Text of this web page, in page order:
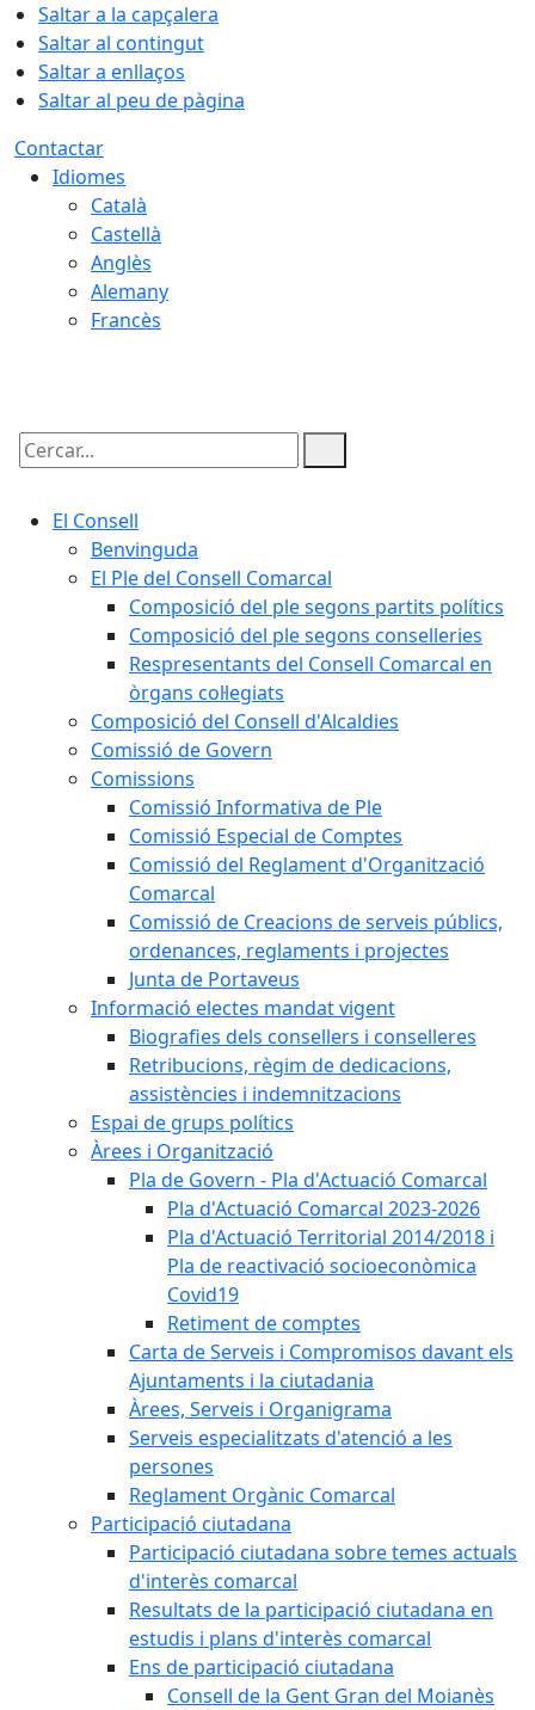
Saltar a la capçalera
Saltar al contingut
Saltar a enllaços
Saltar al peu de pàgina
Contactar
Idiomes
Català
Castellà
Anglès
Alemany
Francès
Cercar:
El Consell
Benvinguda
El Ple del Consell Comarcal
Composició del ple segons partits polítics
Composició del ple segons conselleries
Respresentants del Consell Comarcal en
òrgans col·legiats
Composició del Consell d'Alcaldies
Comissió de Govern
Comissions
Comissió Informativa de Ple
Comissió Especial de Comptes
Comissió del Reglament d'Organització
Comarcal
Comissió de Creacions de serveis públics,
ordenances, reglaments i projectes
Junta de Portaveus
Informació electes mandat vigent
Biografies dels consellers i conselleres
Retribucions, règim de dedicacions,
assistències i indemnitzacions
Espai de grups polítics
Àrees i Organització
Pla de Govern - Pla d'Actuació Comarcal
Pla d'Actuació Comarcal 2023-2026
Pla d'Actuació Territorial 2014/2018 i
Pla de reactivació socioeconòmica
Covid19
Retiment de comptes
Carta de Serveis i Compromisos davant els
Ajuntaments i la ciutadania
Àrees, Serveis i Organigrama
Serveis especialitzats d'atenció a les
persones
Reglament Orgànic Comarcal
Participació ciutadana
Participació ciutadana sobre temes actuals
d'interès comarcal
Resultats de la participació ciutadana en
estudis i plans d'interès comarcal
Ens de participació ciutadana
Consell de la Gent Gran del Moianès